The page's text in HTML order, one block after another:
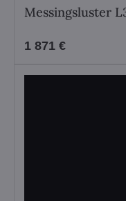
Messingsluster
1 871 €